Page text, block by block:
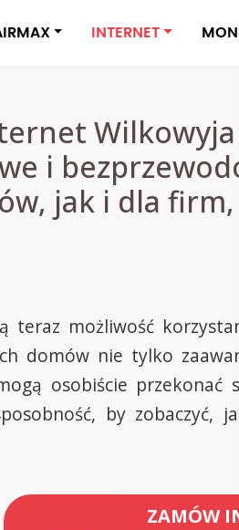
INTERNET
i
jak i dla
teraz możliwość
domów nie tylko
osobiście przekonać
by
ZAMÓW